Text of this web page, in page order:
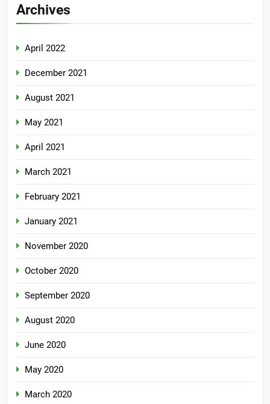
Archives
April 2022
December 2021
August 2021
May 2021
April 2021
March 2021
February 2021
January 2021
November 2020
October 2020
September 2020
August 2020
June 2020
May 2020
March 2020